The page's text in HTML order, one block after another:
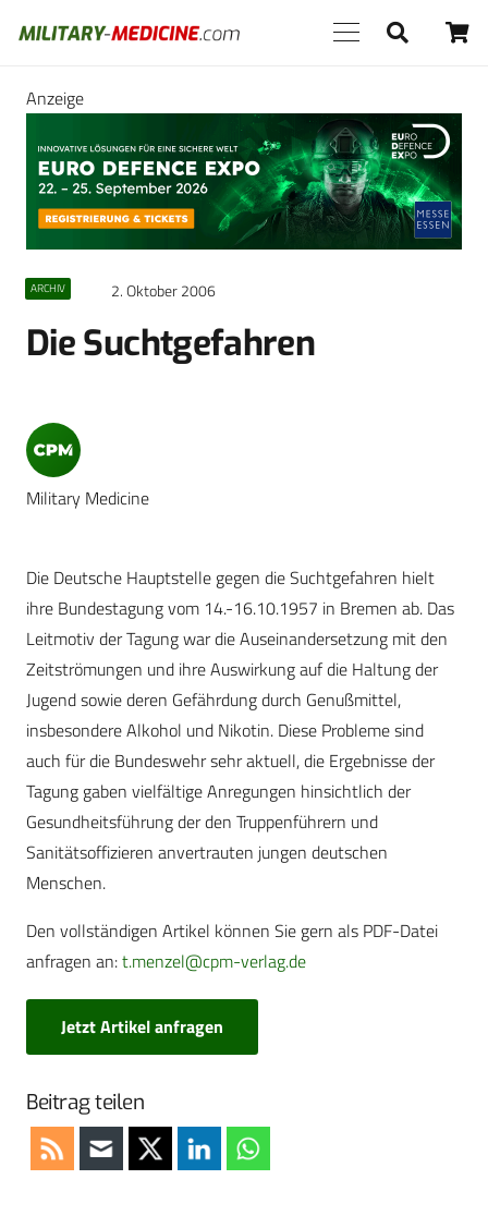
Anzeige
ARCHIV 2. Oktober 2006
Die Suchtgefahren
Military Medicine
Die Deutsche Hauptstelle gegen die Suchtgefahren hielt
ihre Bundestagung vom 14.-16.10.1957 in Bremen ab. Das
Leitmotiv der Tagung war die Auseinandersetzung mit den
Zeitströmungen und ihre Auswirkung auf die Haltung der
Jugend sowie deren Gefährdung durch Genußmittel,
insbesondere Alkohol und Nikotin. Diese Probleme sind
auch für die Bundeswehr sehr aktuell, die Ergebnisse der
Tagung gaben vielfältige Anregungen hinsichtlich der
Gesundheitsführung der den Truppenführern und
Sanitätsoffizieren anvertrauten jungen deutschen
Menschen.
Den vollständigen Artikel können Sie gern als PDF-Datei
anfragen an:t.menzel@cpm-verlag.de
Jetzt Artikel anfragen
Beitrag teilen